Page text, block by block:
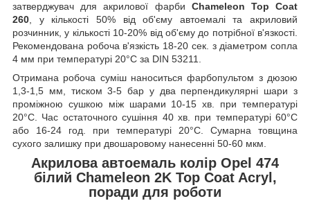
затверджувач для акрилової фарби Chameleon Top Coat
260 , у кількості 50% від об'єму автоемалі та акриловий
розчинник, у кількості 10-20% від об'єму до потрібної в'язкості.
Рекомендована робоча в'язкість 18-20 сек. з діаметром сопла
4 мм при температурі 20°C за DIN 53211.
Отримана робоча суміш наноситься фарбопультом з дюзою
1,3-1,5 мм, тиском 3-5 бар у два перпендикулярні шари з
проміжною сушкою між шарами 10-15 хв. при температурі
20°C. Час остаточного сушіння 40 хв. при температурі 60°C
або 16-24 год. при температурі 20°C. Сумарна товщина
сухого залишку при двошаровому нанесенні 50-60 мкм.
Акрилова автоемаль колір Opel 474
білий Chameleon 2K Top Coat Acryl,
поради для роботи